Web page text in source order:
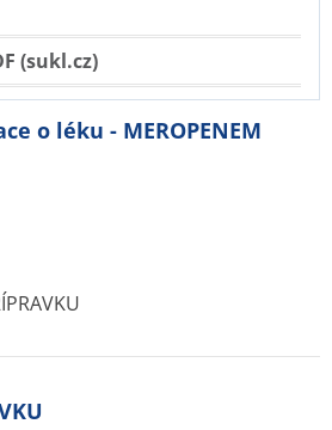
(sukl.cz)
o léku - MEROPENEM